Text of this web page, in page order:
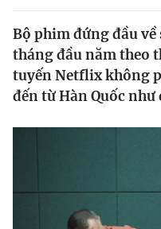
Y tế
Thế giới
Câu chuyện quốc tế
Thị trường
Dữ liệu và đời sống
Giáo dục
Bộ phim đứng đầu
tháng đầu năm theo
tuyến Netflix không
đến từ Hàn Quốc như